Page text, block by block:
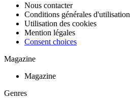
Nous contacter
Conditions générales d'utilisation
Utilisation des cookies
Mention légales
Consent choices
Magazine
Magazine
Genres